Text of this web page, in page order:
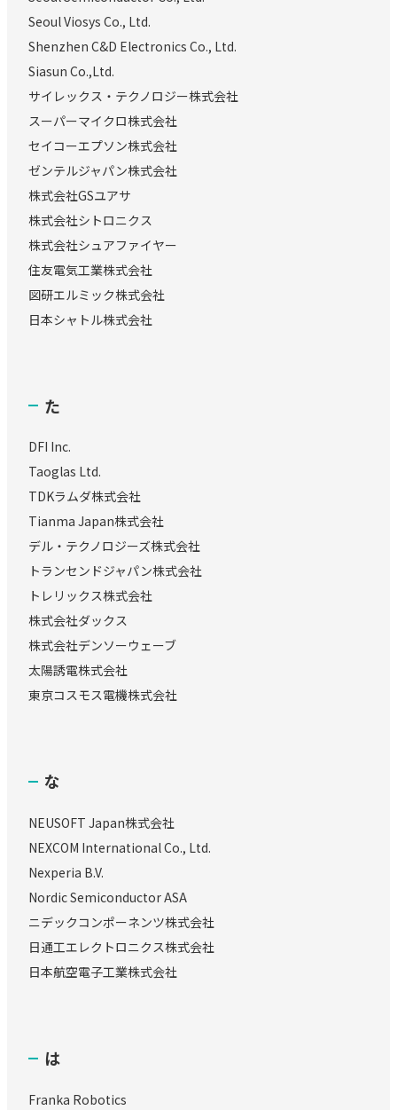
Seoul Viosys Co., Ltd.
Shenzhen C&D Electronics Co., Ltd.
Siasun Co.,Ltd.
サイレックス・テクノロジー株式会社
スーパーマイクロ株式会社
セイコーエプソン株式会社
ゼンテルジャパン株式会社
株式会社GSユアサ
株式会社シトロニクス
株式会社シュアファイヤー
住友電気工業株式会社
図研エルミック株式会社
日本シャトル株式会社
た
DFI Inc.
Taoglas Ltd.
TDKラムダ株式会社
Tianma Japan株式会社
デル・テクノロジーズ株式会社
トランセンドジャパン株式会社
トレリックス株式会社
株式会社ダックス
株式会社デンソーウェーブ
太陽誘電株式会社
東京コスモス電機株式会社
な
NEUSOFT Japan株式会社
NEXCOM International Co., Ltd.
Nexperia B.V.
Nordic Semiconductor ASA
ニデックコンポーネンツ株式会社
日通工エレクトロニクス株式会社
日本航空電子工業株式会社
は
Franka Robotics